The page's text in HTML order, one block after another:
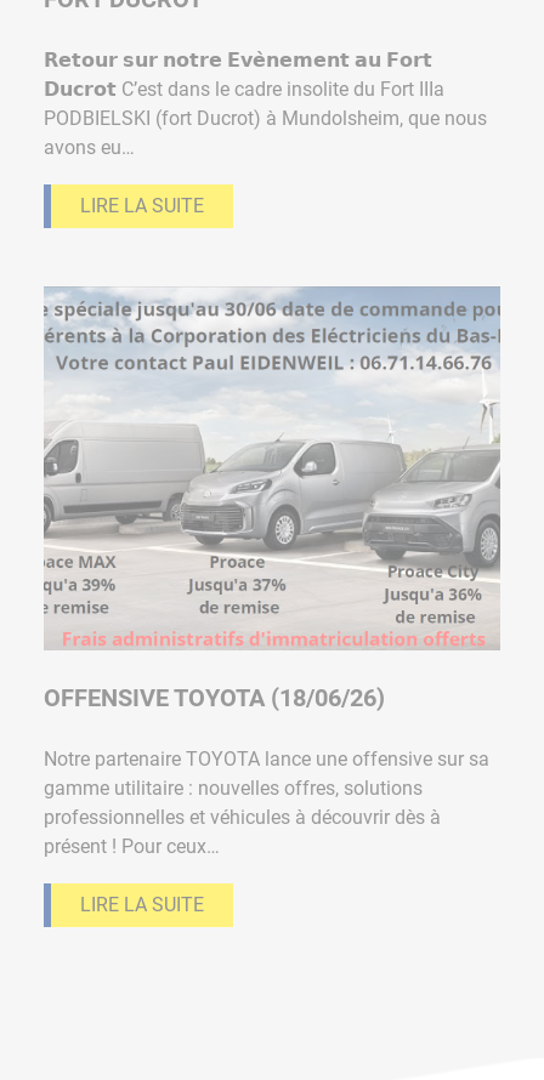
𝗥𝗲𝘁𝗼𝘂𝗿 𝘀𝘂𝗿 𝗻𝗼𝘁𝗿𝗲 𝗘𝘃𝗲̀𝗻𝗲𝗺𝗲𝗻𝘁 𝗮𝘂 𝗙𝗼𝗿𝘁
𝗗𝘂𝗰𝗿𝗼𝘁 C’est dans le cadre insolite du Fort IIIa
PODBIELSKI (fort Ducrot) à Mundolsheim, que nous
avons eu…
LIRE LA SUITE
OFFENSIVE TOYOTA (18/06/26)
Notre partenaire TOYOTA lance une offensive sur sa
gamme utilitaire : nouvelles offres, solutions
professionnelles et véhicules à découvrir dès à
présent ! Pour ceux…
LIRE LA SUITE